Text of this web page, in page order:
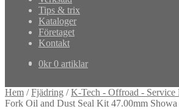
Tips & trix
Kataloger
Företaget
Kontakt
0kr 0 artiklar
Hem /Fjädring /K-Tech - Offroad - Service
Fork Oil and Dust Seal Kit 47.00mm Showa